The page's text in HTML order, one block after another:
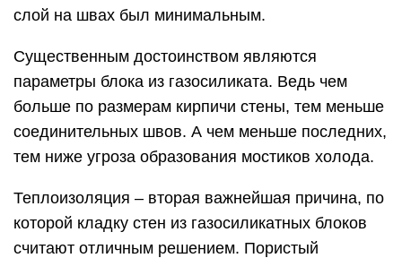
слой на швах был минимальным.
Существенным достоинством являются
параметры блока из газосиликата. Ведь чем
больше по размерам кирпичи стены, тем меньше
соединительных швов. А чем меньше последних,
тем ниже угроза образования мостиков холода.
Теплоизоляция – вторая важнейшая причина, по
которой кладку стен из газосиликатных блоков
считают отличным решением. Пористый